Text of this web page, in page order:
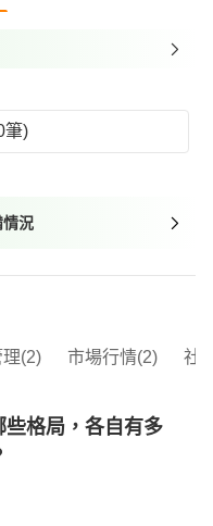
筆)
況
(2) 市場行情(2) 社
些格局，各自有多